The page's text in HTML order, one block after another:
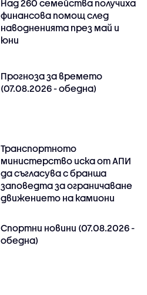
Над 260 семейства получиха
финансова помощ след
наводненията през май и
юни
Прогноза за времето
(07.08.2026 - обедна)
Транспортното
министерство иска от АПИ
да съгласува с бранша
заповедта за ограничаване
движението на камиони
Спортни новини (07.08.2026 -
обедна)